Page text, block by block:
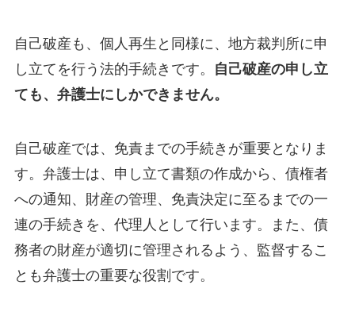
自己破産も、個人再生と同様に、地方裁判所に申
し立てを行う法的手続きです。
自己破産の申し立
ても、弁護士にしかできません。
自己破産では、免責までの手続きが重要となりま
す。弁護士は、申し立て書類の作成から、債権者
への通知、財産の管理、免責決定に至るまでの一
連の手続きを、代理人として行います。また、債
務者の財産が適切に管理されるよう、監督するこ
とも弁護士の重要な役割です。